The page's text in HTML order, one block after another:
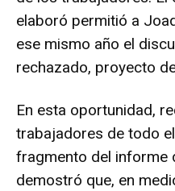
elaboró permitió a
ese mismo año el
rechazado, proyecto
En esta oportunidad,
trabajadores de todo
fragmento del informe
demostró que, en